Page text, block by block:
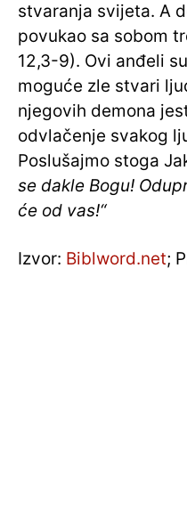
stvaranja svijeta. A
povukao sa sobom
12,3-9). Ovi anđeli
moguće zle stvari
njegovih demona
odvlačenje svakog
Poslušajmo stoga
se dakle Bogu!
će od vas!“
Izvor: Biblword.net;